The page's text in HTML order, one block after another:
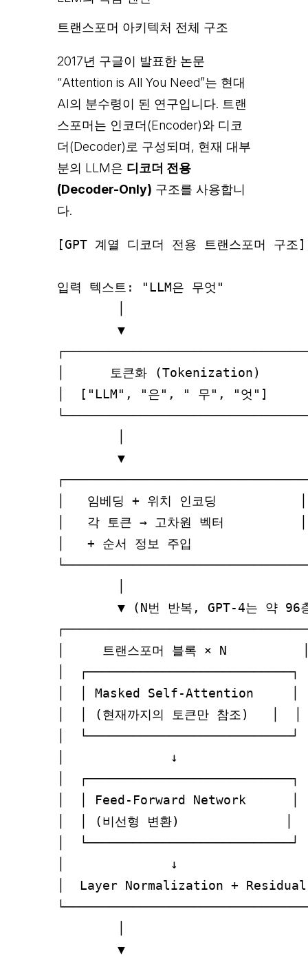
트랜스포머 아키텍처 전체 구조
2017년 구글이 발표한 논문
“Attention is All You Need”는 현대
AI의 분수령이 된 연구입니다. 트랜
스포머는 인코더(Encoder)와 디코
더(Decoder)로 구성되며, 현재 대부
분의 LLM은 디코더 전용
(Decoder-Only) 구조를 사용합니
다.
[GPT 계열 디코더 전용 트랜스포머 구조]
입력 텍스트: "LLM은 무엇"
        ▼
│      토큰화 (Tokenization)
│  ["LLM", "은", " 무", "엇"]
        ▼
│   임베딩 + 위치 인코딩           │
│   각 토큰 → 고차원 벡터          │
│   + 순서 정보 주입
▼ (N번 반복, GPT-4는 약 96
│     트랜스포머 블록 × N
│
│  │ Masked Self-Attention     │
│  │ (현재까지의 토큰만 참조)   │  │
│
│              ↓
│
│  │ Feed-Forward Network      │
│  │ (비선형 변환)              │
│
│              ↓
│  Layer Normalization +
        ▼